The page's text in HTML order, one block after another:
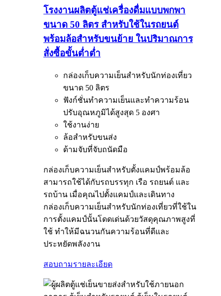
โรงงานผลิตตู้แช่เครื่องดื่มแบบพกพา
ขนาด 50 ลิตร สำหรับใช้ในรถยนต์
พร้อมล้อสำหรับขนย้าย ในปริมาณการ
สั่งซื้อขั้นต่ำต่ำ
กล่องเก็บความเย็นสำหรับนักท่องเที่ยว
ขนาด 50 ลิตร
ฟังก์ชั่นทำความเย็นและทำความร้อน
ปรับอุณหภูมิได้สูงสุด 5 องศา
ใช้งานง่าย
ล้อสำหรับขนส่ง
ด้ามจับที่จับถนัดมือ
กล่องเก็บความเย็นสำหรับตั้งแคมป์พร้อมล้อ
สามารถใช้ได้กับรถบรรทุก เรือ รถยนต์ และ
รถบ้าน เมื่อคุณไปตั้งแคมป์และเดินทาง
กล่องเก็บความเย็นสำหรับนักท่องเที่ยวที่ใช้ใน
การตั้งแคมป์นั้นโดดเด่นด้วยวัสดุคุณภาพสูงที่
ใช้ ทำให้มีฉนวนกันความร้อนที่ดีและ
ประหยัดพลังงาน
สอบถามรายละเอียด